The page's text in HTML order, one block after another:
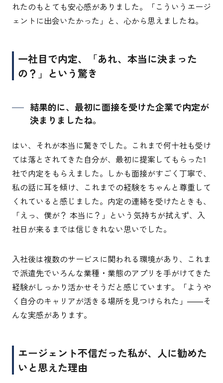
れたのもとても安心感がありました。「こういうエージ
ェントに出会いたかった」と、心から思えましたね。
一社目で内定、「あれ、本当に決まった
の？」という驚き
結果的に、最初に面接を受けた企業で内定が
決まりましたね。
はい、それが本当に驚きでした。これまで何十社も受け
ては落とされてきた自分が、最初に提案してもらった1
社で内定をもらえました。しかも面接がすごく丁寧で、
私の話に耳を傾け、これまでの経験をちゃんと尊重して
くれていると感じました。内定の連絡を受けたときも、
「えっ、僕が？ 本当に？」という気持ちが拭えず、入
社日が来るまでは信じきれない思いでした。
入社後は複数のサービスに関われる環境があり、これま
で派遣先でいろんな業種・業態のアプリを手がけてきた
経験がしっかり活かせそうだと感じています。「ようや
く自分のキャリアが活きる場所を見つけられた」――そ
んな実感があります。
エージェント不信だった私が、人に勧めた
いと思えた理由